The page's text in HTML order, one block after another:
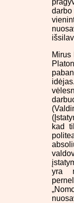
Mirus
kad
yra